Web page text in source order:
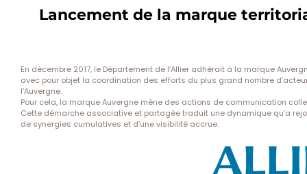
Lancement de la marque
En décembre 2017, le Département de l’Allier adhérait à la marque
avec pour objet la coordination des efforts du plus grand nombre
l’Auvergne.
Pour cela, la marque Auvergne mène des actions de communication
Cette démarche associative et partagée traduit une dynamique qu’a
de synergies cumulatives et d’une visibilité accrue.